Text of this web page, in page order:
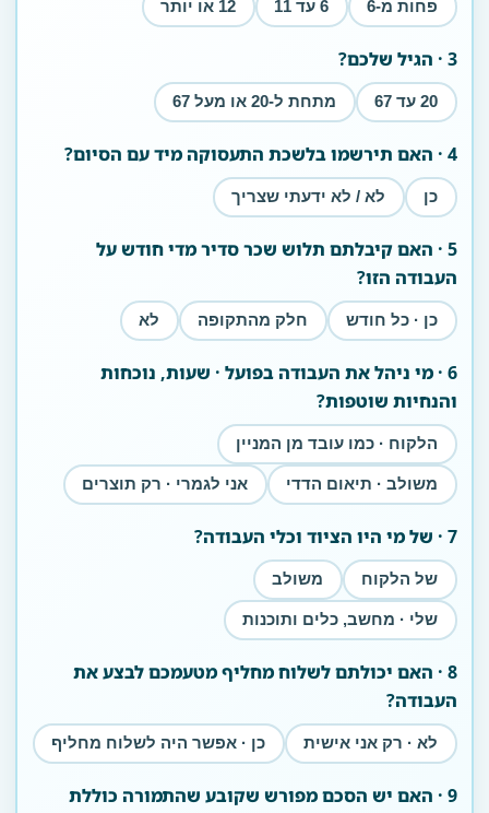
פחות מ-6 6 עד 11 12 או יותר
3 · הגיל שלכם?
20 עד 67 מתחת ל-20 או מעל 67
4 · האם תירשמו בלשכת התעסוקה מיד עם הסיום?
כן לא / לא ידעתי שצריך
5 · האם קיבלתם תלוש שכר סדיר מדי חודש על
העבודה הזו?
כן · כל חודש חלק מהתקופה לא
6 · מי ניהל את העבודה בפועל · שעות, נוכחות
והנחיות שוטפות?
הלקוח · כמו עובד מן המניין
משולב · תיאום הדדי אני לגמרי · רק תוצרים
7 · של מי היו הציוד וכלי העבודה?
של הלקוח משולב
שלי · מחשב, כלים ותוכנות
8 · האם יכולתם לשלוח מחליף מטעמכם לבצע את
העבודה?
לא · רק אני אישית כן · אפשר היה לשלוח מחליף
9 · האם יש הסכם מפורש שקובע שהתמורה כוללת